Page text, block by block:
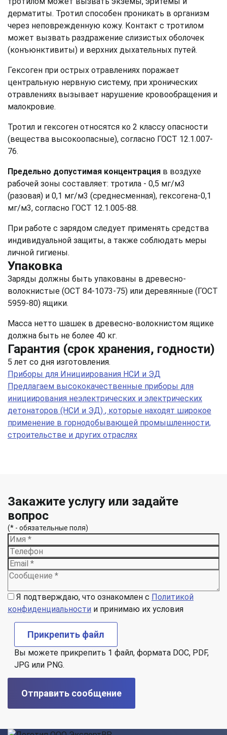
дерматиты. Тротил способен проникать в организм
через неповрежденную кожу. Контакт с тротилом
может вызвать раздражение слизистых оболочек
(конъюнктивиты) и верхних дыхательных путей.
Гексоген при острых отравлениях поражает
центральную нервную систему, при хронических
отравлениях вызывает нарушение кровообращения и
малокровие.
Тротил и гексоген относятся ко 2 классу опасности
(вещества высокоопасные), согласно ГОСТ 12.1.007-
76.
Предельно допустимая концентрация в воздухе
рабочей зоны составляет: тротила - 0,5 мг/м3
(разовая) и 0,1 мг/м3 (среднесменная), гексогена-0,1
мг/м3, согласно ГОСТ 12.1.005-88.
При работе с зарядом следует применять средства
индивидуальной защиты, а также соблюдать меры
личной гигиены.
Упаковка
Заряды должны быть упакованы в древесно-
волокнистые (ОСТ 84-1073-75) или деревянные (ГОСТ
5959-80) ящики.
Масса нетто шашек в древесно-волокнистом ящике
должна быть не более 40 кг.
Гарантия (срок хранения, годности)
5 лет со дня изготовления.
Приборы для Инициирования НСИ и ЭД
Предлагаем высококачественные приборы для
инициирования неэлектрических и электрических
детонаторов (НСИ и ЭД) , которые находят широкое
применение в горнодобывающей промышленности,
строительстве и других отраслях
Закажите услугу или задайте
вопрос
(* - обязательные поля)
Я подтверждаю, что ознакомлен с Политикой
конфиденциальности и принимаю их условия
Прикрепить файл
Вы можете прикрепить 1 файл, формата DOC, PDF,
JPG или PNG.
Отправить сообщение